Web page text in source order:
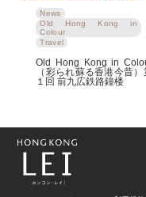
News
Old Hong Kong in
Colour
Travel
Old Hong Kong in
（彩られ蘇る香港今昔）
１回 前九広鉄路鐘楼